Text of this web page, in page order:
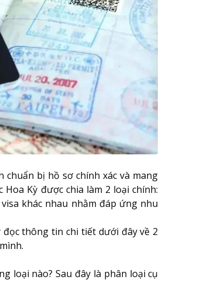
bị hồ sơ chính xác và mang
Kỳ được chia làm 2 loại chính:
khác nhau nhằm đáp ứng nhu
thông tin chi tiết dưới đây về 2
loại nào? Sau đây là phân loại cụ